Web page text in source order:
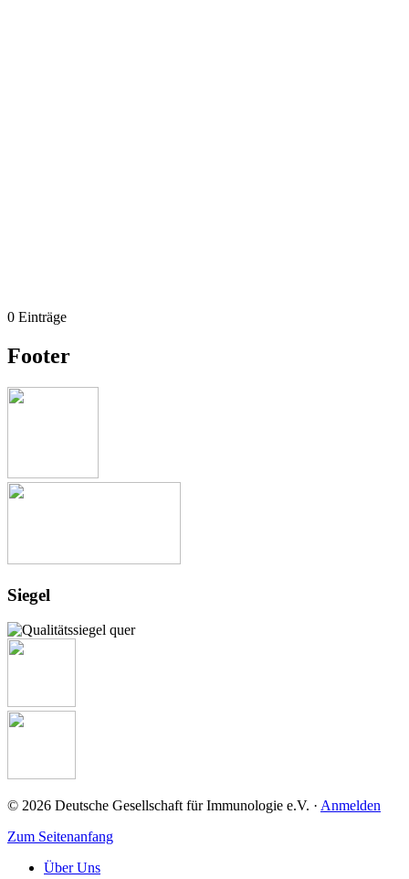
0 Einträge
Footer
Siegel
© 2026 Deutsche Gesellschaft für Immunologie e.V. · Anmelden
Zum Seitenanfang
Über Uns